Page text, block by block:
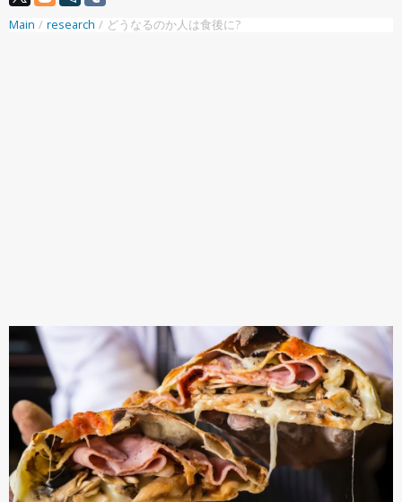
Main / research / どうなるのか人は食後に?